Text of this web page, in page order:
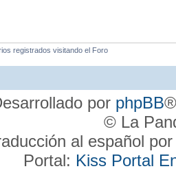
registrados visitando el Foro
por phpBB
© La
al español
Portal: Kiss Portal